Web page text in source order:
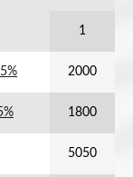
1
2000
1800
5050